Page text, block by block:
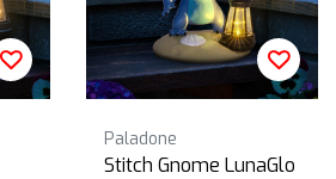
Paladone
Stitch Gnome LunaGlo